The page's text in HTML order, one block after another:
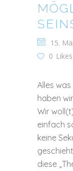
15.
0 Likes
Alles
haben
Wir
einfach
keine
diese